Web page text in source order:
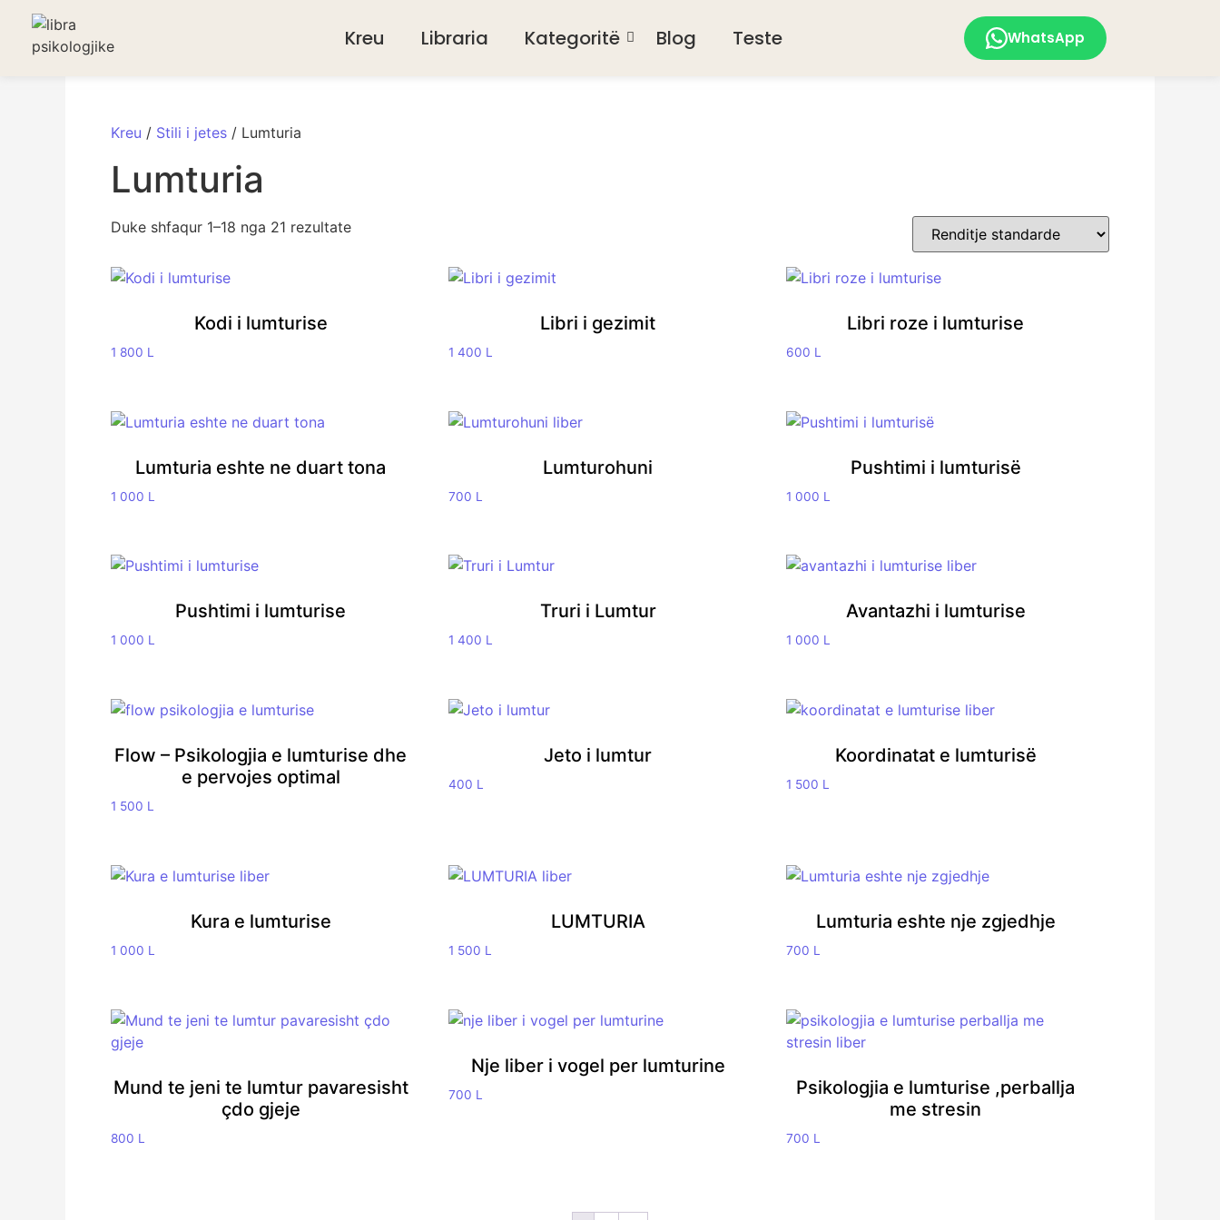
Kreu Libraria Kategoritë Blog Teste WhatsApp
Kreu / Stili i jetes / Lumturia
Lumturia
Duke shfaqur 1–18 nga 21 rezultate
Kodi i lumturise
1 800 L
Libri i gezimit
1 400 L
Libri roze i lumturise
600 L
Lumturia eshte ne duart tona
1 000 L
Lumturohuni
700 L
Pushtimi i lumturisë
1 000 L
Pushtimi i lumturise
1 000 L
Truri i Lumtur
1 400 L
Avantazhi i lumturise
1 000 L
Flow – Psikologjia e lumturise dhe
e pervojes optimal
1 500 L
Jeto i lumtur
400 L
Koordinatat e lumturisë
1 500 L
Kura e lumturise
1 000 L
LUMTURIA
1 500 L
Lumturia eshte nje zgjedhje
700 L
Mund te jeni te lumtur pavaresisht
çdo gjeje
800 L
Nje liber i vogel per lumturine
700 L
Psikologjia e lumturise ,perballja
me stresin
700 L